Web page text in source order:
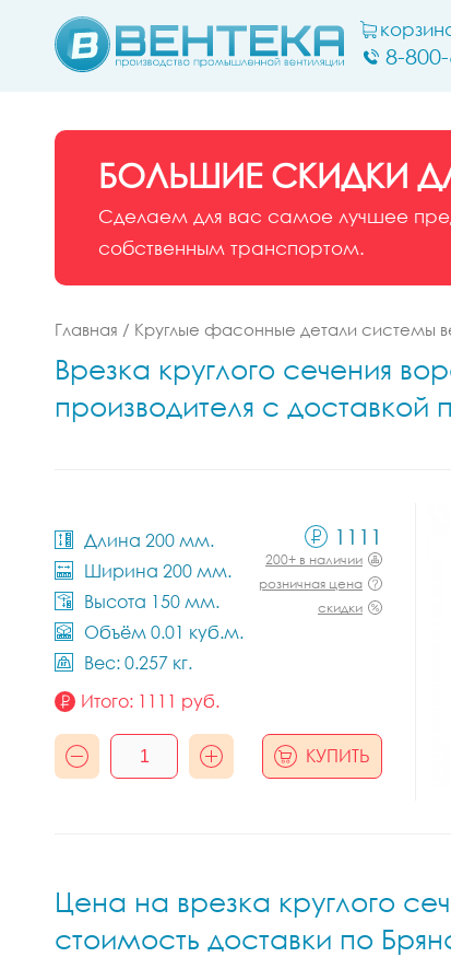
8-
БОЛЬШИЕ СКИДКИ
Сделаем для вас самое лучшее
собственным транспортом.
Главная / Круглые фасонные детали системы
Врезка круглого сечения
производителя с доставкой
Длина 200 мм.
Ширина 200 мм.
Высота 150 мм.
Объём 0.01 куб.м.
Вес: 0.257 кг.
1111
200+ в наличии
розничная цена
скидки
Итого: 1111 руб.
КУПИТЬ
Цена на врезка круглого
стоимость доставки по